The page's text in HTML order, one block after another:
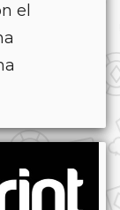
el